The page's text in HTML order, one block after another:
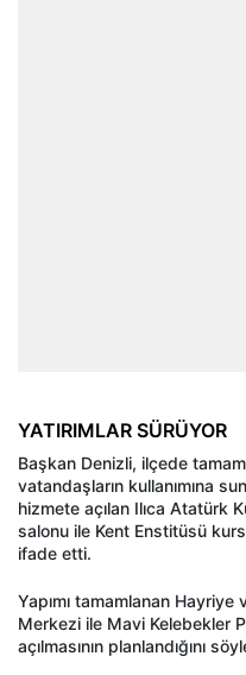
YATIRIMLAR SÜRÜYOR
Başkan Denizli, ilçede
vatandaşların kullanımına
hizmete açılan Ilıca Atatürk
salonu ile Kent Enstitüsü
ifade etti.
Yapımı tamamlanan
Merkezi ile Mavi Kelebekler
açılmasının planlandığını